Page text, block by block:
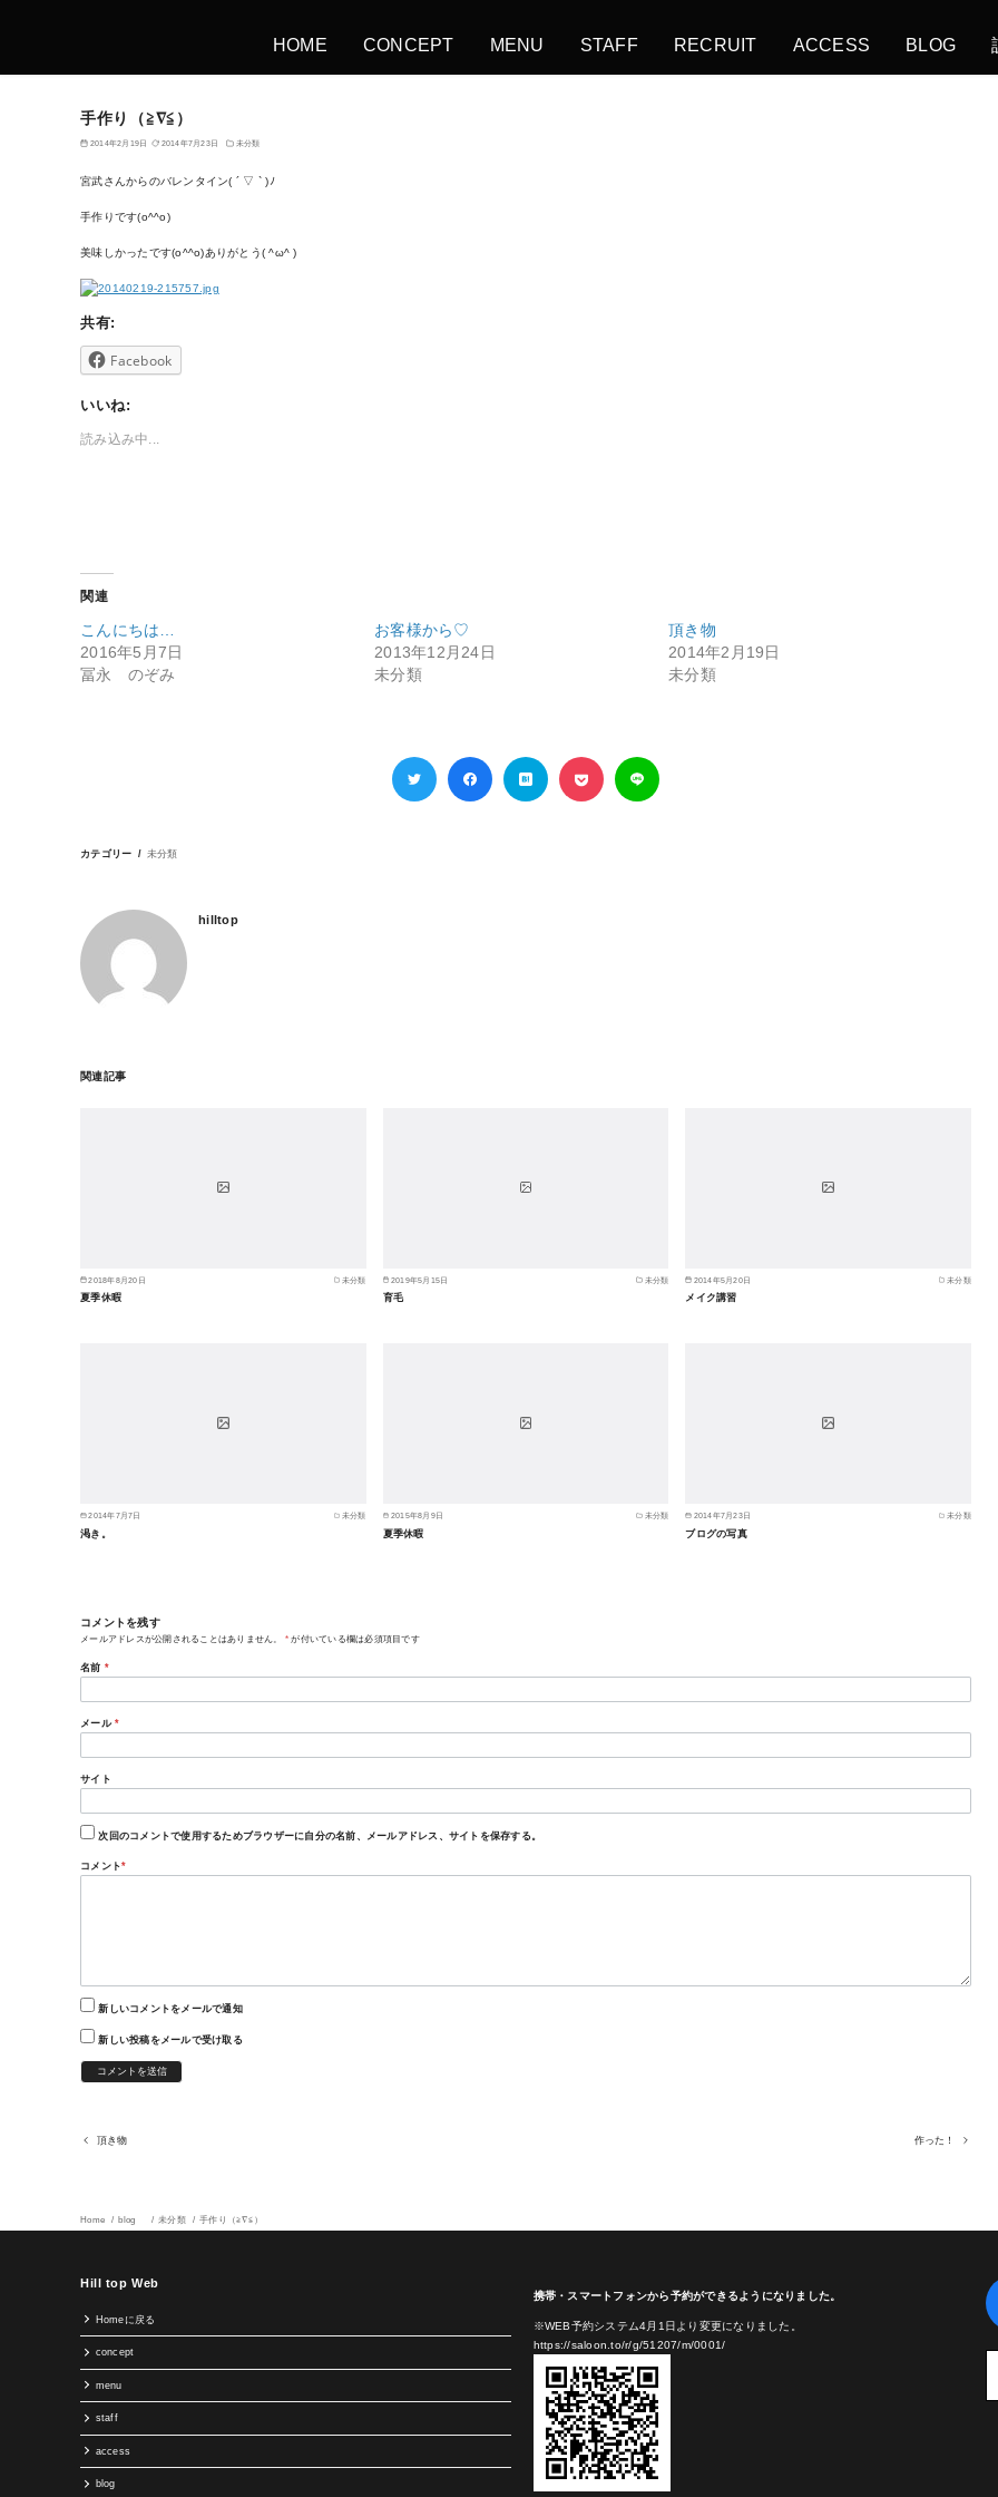
HOME CONCEPT MENU STAFF RECRUIT ACCESS BLOG
手作り（≧∇≦）
2014年2月19日 2014年7月23日 未分類
宮武さんからのバレンタイン( ´ ▽ ` )ﾉ
手作りです(o^^o)
美味しかったです(o^^o)ありがとう( ^ω^ )
共有:
Facebook
いいね:
読み込み中...
関連
こんにちは…
2016年5月7日
冨永 のぞみ
お客様から♡
2013年12月24日
未分類
頂き物
2014年2月19日
未分類
カテゴリー 未分類
hilltop
関連記事
2018年8月20日 未分類
夏季休暇
2019年5月15日 未分類
育毛
2014年5月20日 未分類
メイク講習
2014年7月7日 未分類
渇き。
2015年8月9日 未分類
夏季休暇
2014年7月23日 未分類
ブログの写真
コメントを残す
メールアドレスが公開されることはありません。 * が付いている欄は必須項目です
名前 *
メール *
サイト
次回のコメントで使用するためブラウザーに自分の名前、メールアドレス、サイトを保存する。
コメント*
新しいコメントをメールで通知
新しい投稿をメールで受け取る
頂き物 作った！
Home blog 未分類 手作り（≧∇≦）
Hill top Web
Homeに戻る
concept
menu
staff
access
blog
携帯・スマートフォンから予約ができるようになりました。
※WEB予約システム4月1日より変更になりました。
https://saloon.to/r/g/51207/m/0001/